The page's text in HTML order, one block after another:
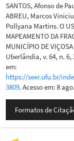
SANTOS, Afonso de
ABREU, Marcos
Pollyana Martins. O
MAPEAMENTO DA
MUNICÍPIO DE
Uberlândia, v. 64, n. 6,
em:
https://seer.ufu.br/
3809. Acesso em: 8
Formatos de